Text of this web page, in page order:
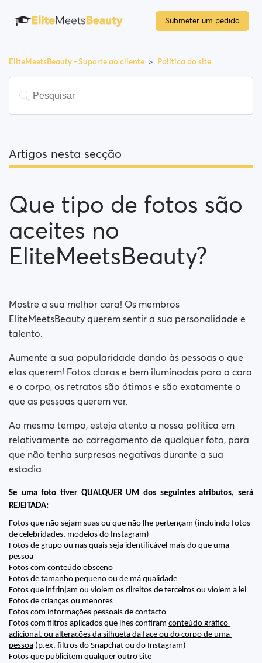
Submeter um pedido
EliteMeetsBeauty - Suporte ao cliente Política do site
Artigos nesta secção
Política de moderação do EliteMeetsBeauty
Sistema de aviso
Why was my account suspended?
Que tipo de fotos são
aceites no
EliteMeetsBeauty?
Mostre a sua melhor cara! Os membros
EliteMeetsBeauty querem sentir a sua personalidade e
talento.
Aumente a sua popularidade dando às pessoas o que
elas querem! Fotos claras e bem iluminadas para a cara
e o corpo, os retratos são ótimos e são exatamente o
que as pessoas querem ver.
Ao mesmo tempo, esteja atento a nossa política em
relativamente ao carregamento de qualquer foto, para
que não tenha surpresas negativas durante a sua
estadia.
Se uma foto tiver QUALQUER UM dos seguintes atributos, será
REJEITADA:
Fotos que não sejam suas ou que não lhe pertençam (incluindo fotos
de celebridades, modelos do Instagram)
Fotos de grupo ou nas quais seja identificável mais do que uma
pessoa
Fotos com conteúdo obsceno
Fotos de tamanho pequeno ou de má qualidade
Fotos que infrinjam ou violem os direitos de terceiros ou violem a lei
Fotos de crianças ou menores
Fotos com informações pessoais de contacto
Fotos com filtros aplicados que lhes confiram conteúdo gráfico
adicional, ou alterações da silhueta da face ou do corpo de uma
pessoa (p.ex. filtros do Snapchat ou do Instagram)
Fotos que publicitem qualquer outro site